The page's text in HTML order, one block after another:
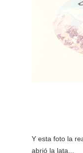
Y esta foto la
abrió la lata...